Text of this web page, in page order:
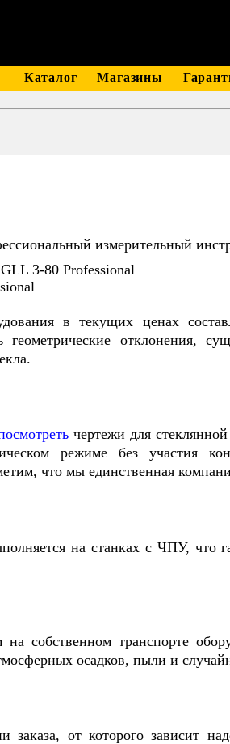
Каталог Магазины
измерительный
3-80 Professional
в текущих ценах
отклонения,
чертежи для
режиме без участия
что мы единственная
на станках с ЧПУ, что
собственном транспорте
осадков, пыли и
от которого зависит